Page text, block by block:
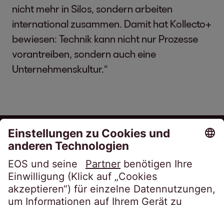
nicht mehr in Silos, sondern arbeiten
international zusammen. Damit hat Kollecto+
bewiesen: Technik kann nicht nur Prozesse
vorantreiben, sondern auch eine
Unternehmenskultur.“
EOS Technology Solutions
GmbH
Steindamm 71